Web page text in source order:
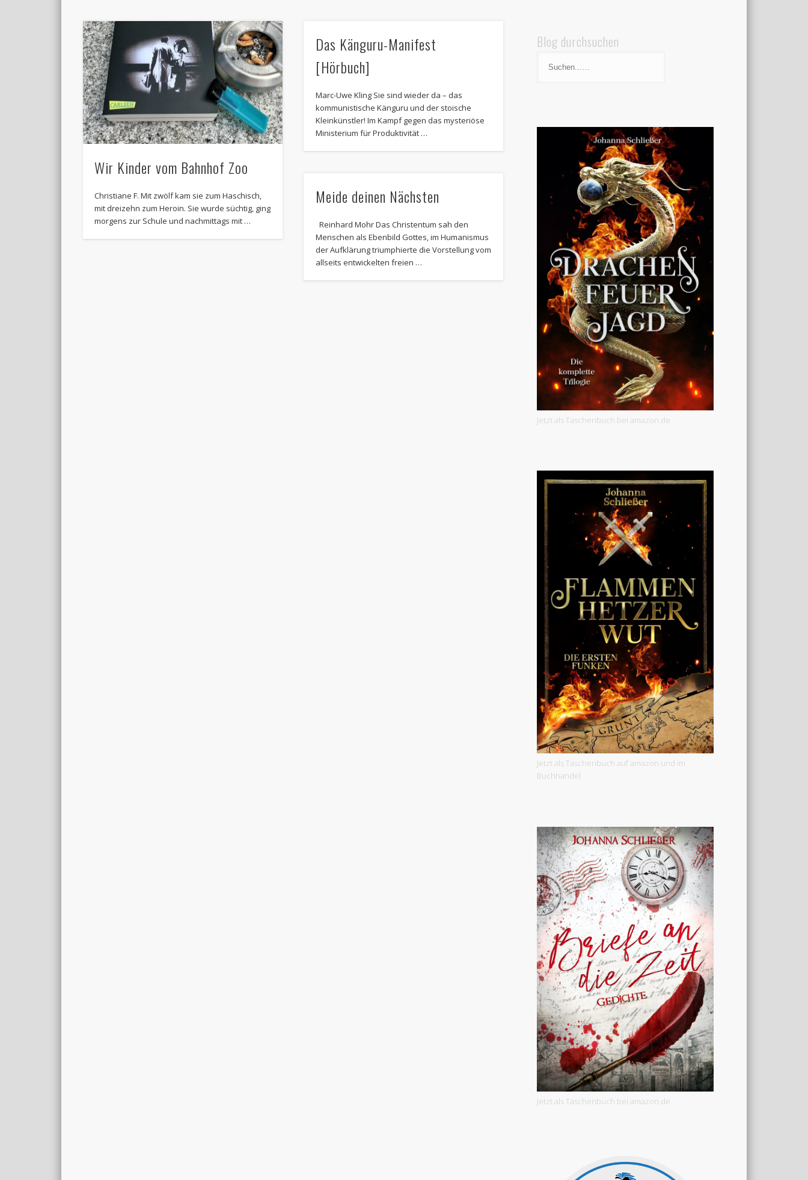
Wir Kinder vom Bahnhof Zoo
Christiane F. Mit zwölf kam sie zum Haschisch,
mit dreizehn zum Heroin. Sie wurde süchtig, ging
morgens zur Schule und nachmittags mit …
Das Känguru-Manifest
[Hörbuch]
Marc-Uwe Kling Sie sind wieder da – das
kommunistische Känguru und der stoische
Kleinkünstler! Im Kampf gegen das mysteriöse
Ministerium für Produktivität …
Meide deinen Nächsten
Reinhard Mohr Das Christentum sah den
Menschen als Ebenbild Gottes, im Humanismus
der Aufklärung triumphierte die Vorstellung vom
allseits entwickelten freien …
Blog durchsuchen
Jetzt als Taschenbuch bei amazon.de
Jetzt als Taschenbuch auf amazon und im
Buchhandel
Jetzt als Taschenbuch bei amazon.de